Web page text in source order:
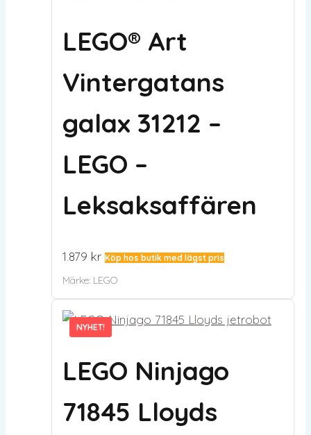
LEGO® Art
Vintergatans
galax 31212 –
LEGO –
Leksaksaffären
1.879 kr Köp hos butik med lägst pris
Märke: LEGO
NYHET!
NYHET!
LEGO Ninjago
71845 Lloyds